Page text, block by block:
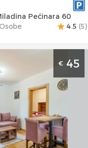
Pećinara 60
4.5 (5)
Glorija Zlatibor
apartman
na Zlatiboru.
4
:30
€ 45